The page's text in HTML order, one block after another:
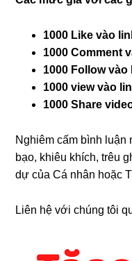
1000 Like vào
1000 Comment
1000 Follow
1000 view vào
1000 Share
Nghiêm cấm bình
bạo, khiêu khích, trêu
dự của Cá nhân hoặc
Liên hệ với chúng tôi